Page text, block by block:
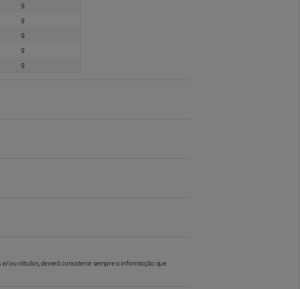
g
g
g
g
g
ou rótulos, deverá considerar sempre a informação que